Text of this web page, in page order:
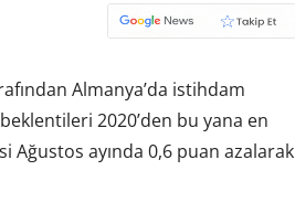
Almanya’da istihdam
2020’den bu yana en
Ağustos ayında 0,6 puan azalarak